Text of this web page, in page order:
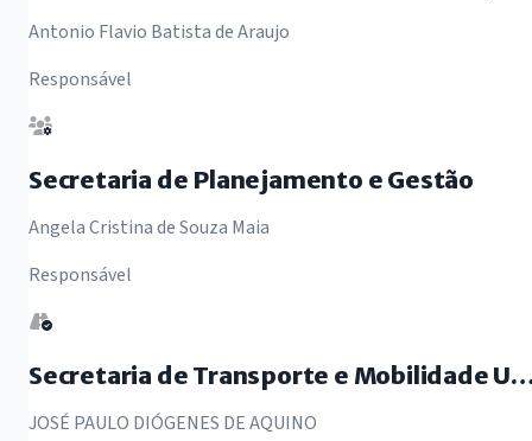
Antonio Flavio Batista de Araujo
Responsável
Secretaria de Planejamento e Gestão
Angela Cristina de Souza Maia
Responsável
Secretaria de Transporte e
JOSÉ PAULO DIÓGENES DE AQUINO